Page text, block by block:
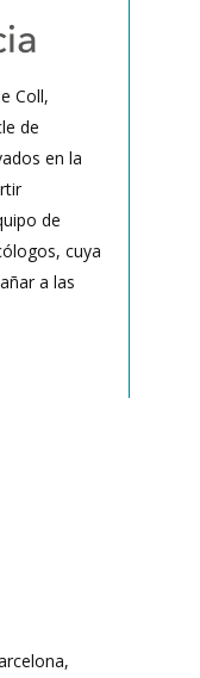
Coll,
de
en la
de
cuya
a las